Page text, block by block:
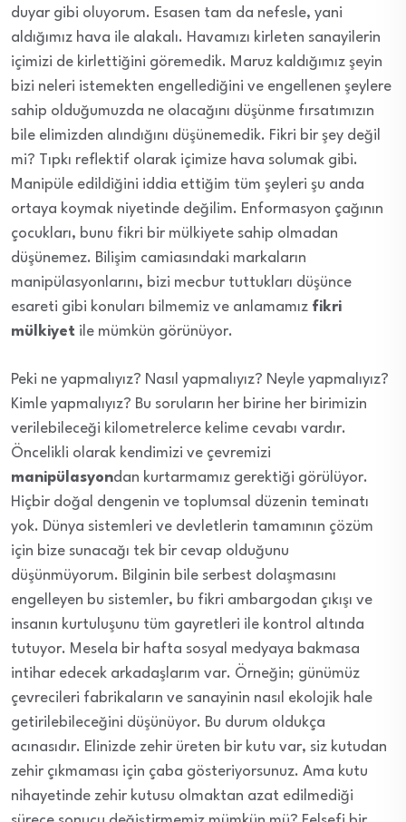
duyar gibi oluyorum. Esasen tam da nefesle, yani
aldığımız hava ile alakalı. Havamızı kirleten sanayilerin
içimizi de kirlettiğini göremedik. Maruz kaldığımız şeyin
bizi neleri istemekten engellediğini ve engellenen şeylere
sahip olduğumuzda ne olacağını düşünme fırsatımızın
bile elimizden alındığını düşünemedik. Fikri bir şey değil
mi? Tıpkı reflektif olarak içimize hava solumak gibi.
Manipüle edildiğini iddia ettiğim tüm şeyleri şu anda
ortaya koymak niyetinde değilim. Enformasyon çağının
çocukları, bunu fikri bir mülkiyete sahip olmadan
düşünemez. Bilişim camiasındaki markaların
manipülasyonlarını, bizi mecbur tuttukları düşünce
esareti gibi konuları bilmemiz ve anlamamız fikri
mülkiyet ile mümkün görünüyor.
Peki ne yapmalıyız? Nasıl yapmalıyız? Neyle yapmalıyız?
Kimle yapmalıyız? Bu soruların her birine her birimizin
verilebileceği kilometrelerce kelime cevabı vardır.
Öncelikli olarak kendimizi ve çevremizi
manipülasyondan kurtarmamız gerektiği görülüyor.
Hiçbir doğal dengenin ve toplumsal düzenin teminatı
yok. Dünya sistemleri ve devletlerin tamamının çözüm
için bize sunacağı tek bir cevap olduğunu
düşünmüyorum. Bilginin bile serbest dolaşmasını
engelleyen bu sistemler, bu fikri ambargodan çıkışı ve
insanın kurtuluşunu tüm gayretleri ile kontrol altında
tutuyor. Mesela bir hafta sosyal medyaya bakmasa
intihar edecek arkadaşlarım var. Örneğin; günümüz
çevrecileri fabrikaların ve sanayinin nasıl ekolojik hale
getirilebileceğini düşünüyor. Bu durum oldukça
acınasıdır. Elinizde zehir üreten bir kutu var, siz kutudan
zehir çıkmaması için çaba gösteriyorsunuz. Ama kutu
nihayetinde zehir kutusu olmaktan azat edilmediği